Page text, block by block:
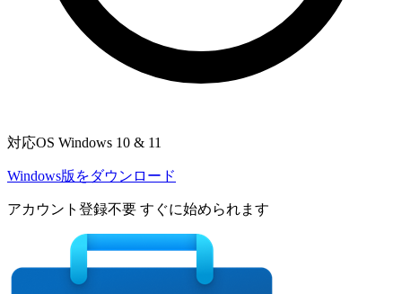
対応OS Windows 10 & 11
Windows版をダウンロード
アカウント登録不要 すぐに始められます